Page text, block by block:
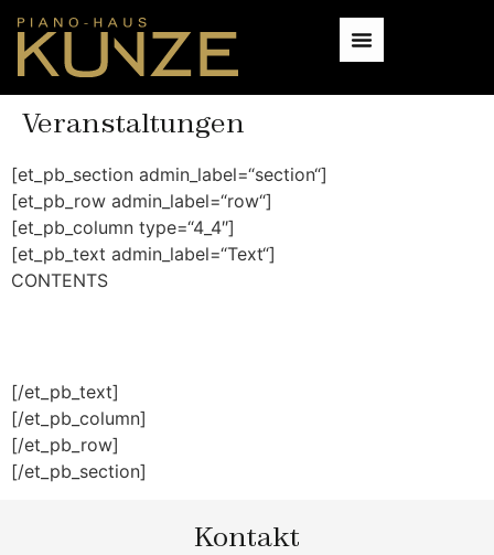
Veranstaltungen
[et_pb_section admin_label=“section“]
[et_pb_row admin_label=“row“]
[et_pb_column type=“4_4″]
[et_pb_text admin_label=“Text“]
CONTENTS
[/et_pb_text]
[/et_pb_column]
[/et_pb_row]
[/et_pb_section]
Kontakt